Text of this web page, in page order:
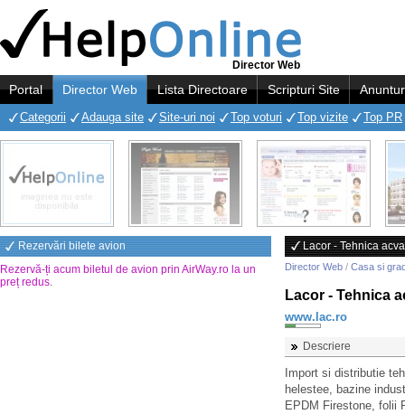
Director Web
Portal Director Web Lista Directoare Scripturi Site
Categorii Adauga site Site-uri noi Top voturi Top vizite Top PR
Rezervări bilete avion
Rezervă-ți acum biletul de avion prin AirWay.ro la un
preț redus.
Lacor - Tehnica
Director Web / Casa si
Lacor - Tehnica
www.lac.ro
Descriere
Import si distributie
helestee, bazine
EPDM Firestone, folii